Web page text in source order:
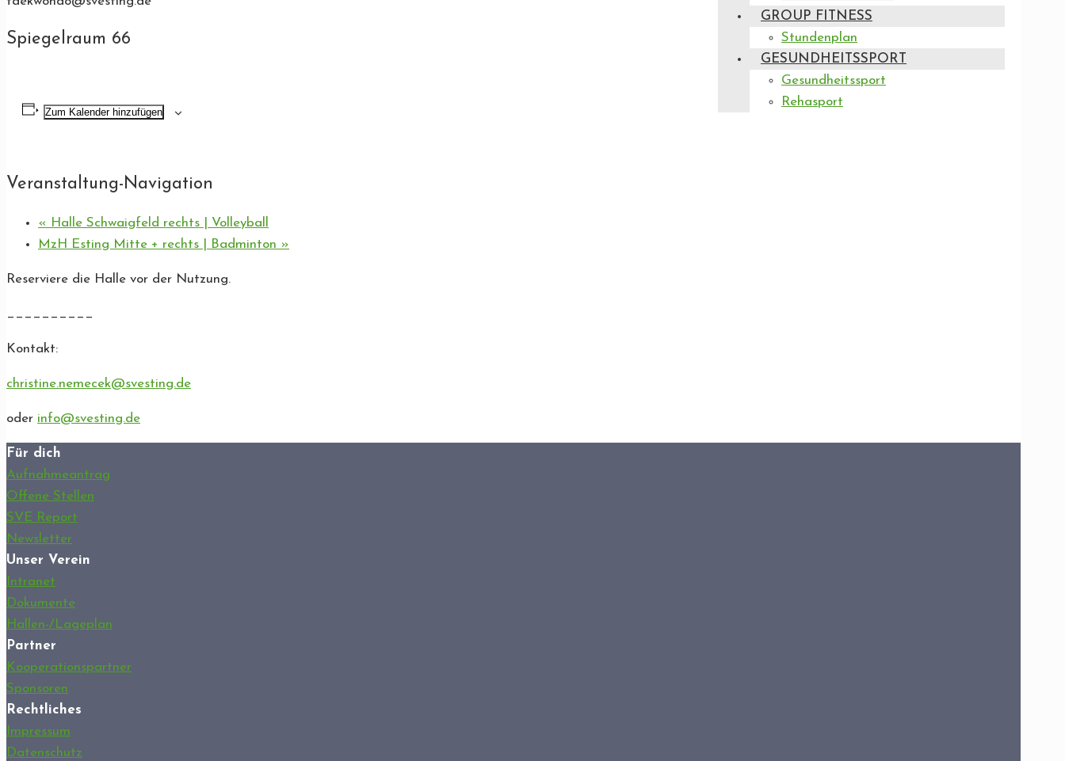
GROUP FITNESS
Stundenplan
GESUNDHEITSSPORT
Gesundheitssport
Rehasport
Spiegelraum 66
Zum Kalender hinzufügen
Veranstaltung-Navigation
« Halle Schwaigfeld rechts | Volleyball
MzH Esting Mitte + rechts | Badminton »
Reserviere die Halle vor der Nutzung.
__________
Kontakt:
christine.nemecek@svesting.de
oder info@svesting.de
Für dich
Aufnahmeantrag
Offene Stellen
SVE Report
Newsletter
Unser Verein
Intranet
Dokumente
Hallen-/Lageplan
Partner
Kooperationspartner
Sponsoren
Rechtliches
Impressum
Datenschutz